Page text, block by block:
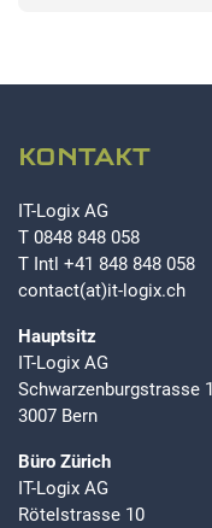
KONTAKT
IT-Logix AG
T 0848 848 058
T Intl +41 848 848 058
contact(at)it-logix.ch
Hauptsitz
IT-Logix AG
Schwarzenburgstrasse
3007 Bern
Büro Zürich
IT-Logix AG
Rötelstrasse 10